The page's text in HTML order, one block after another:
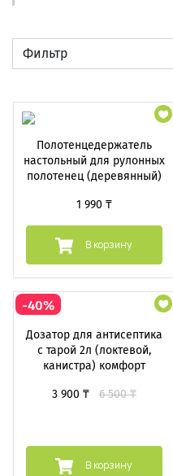
Фильтр
Полотенцедержатель
настольный для рулонных
полотенец (деревянный)
1 990 ₸
В корзину
-40%
Дозатор для антисептика
с тарой 2л (локтевой,
канистра) комфорт
3 900 ₸ 6 500 ₸
В корзину